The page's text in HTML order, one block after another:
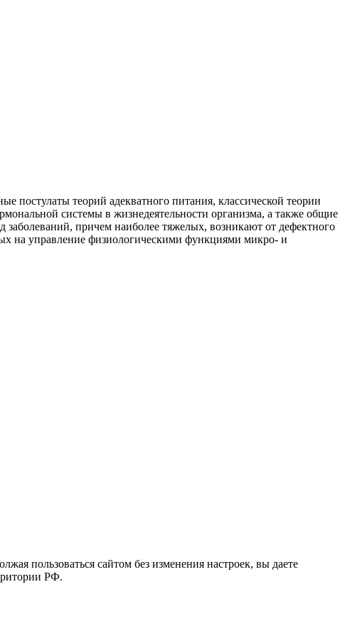
теорий адекватного питания, классической теории
системы в жизнедеятельности организма, а также общие
причем наиболее тяжелых, возникают от дефектного
на управление физиологическими функциями микро- и
пользоваться сайтом без изменения настроек, вы даете
РФ.